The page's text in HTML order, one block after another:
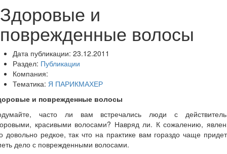
Здоровые и
поврежденные волосы
Дата публикации: 23.12.2011
Раздел: Публикации
Компания:
Тематика: Я ПАРИКМАХЕР
и поврежденные волосы
часто ли вам встречались люди с
красивыми волосами? Навряд ли. К сожалению,
довольно редкое, так что на практике вам гораздо чаще
дело с поврежденными волосами.